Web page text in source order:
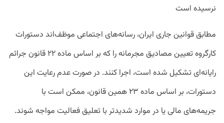
نرسیده است
مطابق قوانین جاری ایران، رسانه‌های اجتماعی موظف‌اند دستورات
کارگروه تعیین مصادیق مجرمانه را که بر اساس ماده ۲۲ قانون جرائم
رایانه‌ای تشکیل شده است، اجرا کنند. در صورت عدم رعایت این
دستورات، بر اساس ماده ۲۳ همین قانون، ممکن است با
جریمه‌های مالی یا در موارد شدیدتر با تعلیق فعالیت مواجه شوند.